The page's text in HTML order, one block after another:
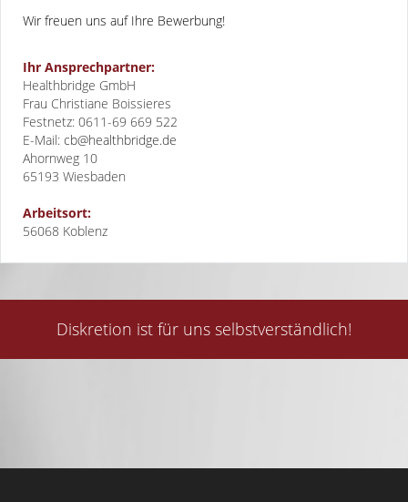
Wir freuen uns auf Ihre Bewerbung!
Ihr Ansprechpartner:
Healthbridge GmbH
Frau Christiane Boissieres
Festnetz: 0611-69 669 522
E-Mail: cb@healthbridge.de
Ahornweg 10
65193 Wiesbaden
Arbeitsort:
56068 Koblenz
Diskretion ist für uns selbstverständlich!